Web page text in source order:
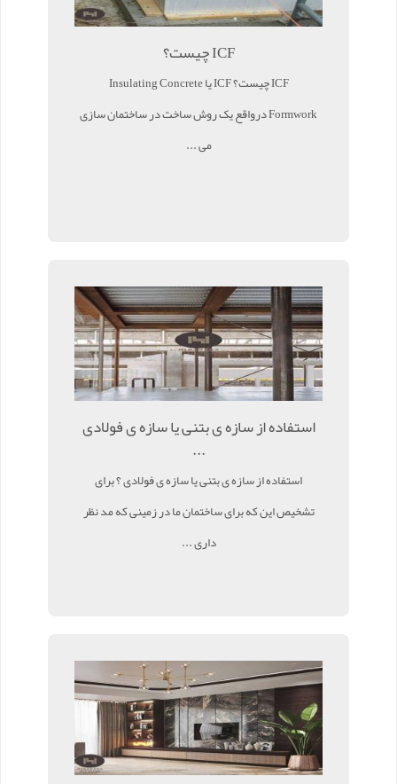
ICF چیست؟
ICF چیست؟ ICF یا Insulating Concrete
Formwork درواقع یک روش ساخت در ساختمان سازی
می ...
استفاده از سازه ی بتنی یا سازه ی فولادی
...
استفاده از سازه ی بتنی یا سازه ی فولادی ؟ برای
تشخیص این که برای ساختمان ما در زمینی که مد نظر
داری ...